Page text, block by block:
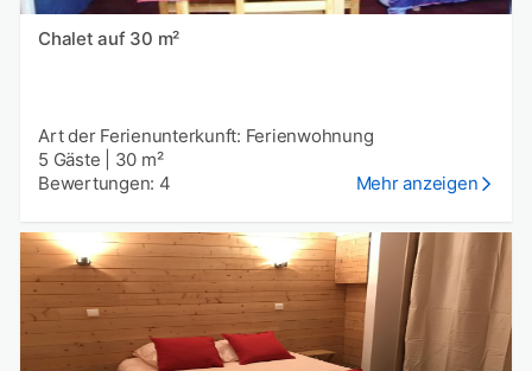
Chalet auf 30 m²
Art der Ferienunterkunft: Ferienwohnung
5 Gäste
30 m²
Bewertungen: 4
Mehr anzeigen